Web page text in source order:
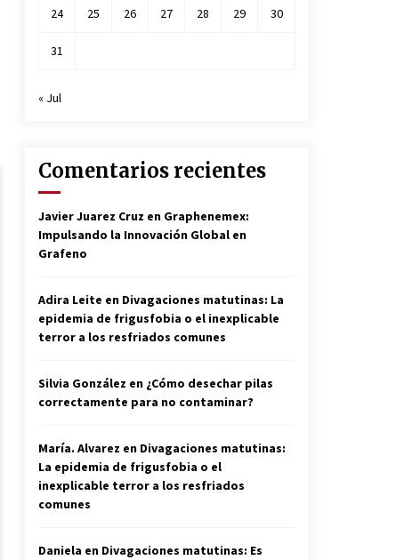
24 25 26 27 28 29 30
31
« Jul
Comentarios recientes
Javier Juarez Cruz en Graphenemex:
Impulsando la Innovación Global en
Grafeno
Adira Leite en Divagaciones matutinas: La
epidemia de frigusfobia o el inexplicable
terror a los resfriados comunes
Silvia González en ¿Cómo desechar pilas
correctamente para no contaminar?
María. Alvarez en Divagaciones matutinas:
La epidemia de frigusfobia o el
inexplicable terror a los resfriados
comunes
Daniela en Divagaciones matutinas: Es